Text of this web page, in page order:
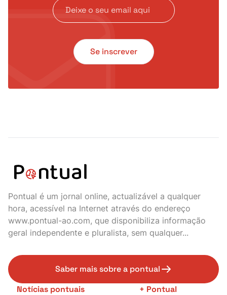
Se inscrever
Pontual é um jornal online, actualizável a qualquer
hora, acessível na Internet através do endereço
www.pontual-ao.com, que disponibiliza informação
geral independente e pluralista, sem qualquer...
Saber mais sobre a pontual
Notícias pontuais
+ Pontual